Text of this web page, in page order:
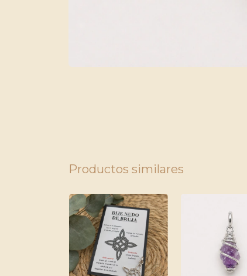
Productos similares